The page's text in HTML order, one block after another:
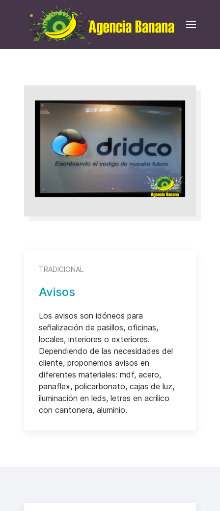
TRADICIONAL
Avisos
Los avisos son idóneos para
señalización de pasillos, oficinas,
locales, interiores o exteriores.
Dependiendo de las necesidades del
cliente, proponemos avisos en
diferentes materiales: mdf, acero,
panaflex, policarbonato, cajas de luz,
iluminación en leds, letras en acrílico
con cantonera, aluminio.